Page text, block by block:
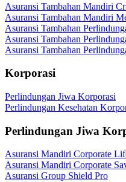
Asuransi Tambahan Mandiri
Asuransi Tambahan Mandiri
Asuransi Tambahan
Asuransi Tambahan
Asuransi Tambahan
Korporasi
Perlindungan Jiwa Korporasi
Perlindungan Kesehatan
Perlindungan Jiwa
Asuransi Mandiri Corporate
Asuransi Mandiri Corporate
Asuransi Group Shield Pro